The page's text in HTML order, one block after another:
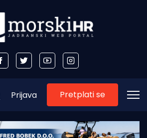
Prijava Pretplati se